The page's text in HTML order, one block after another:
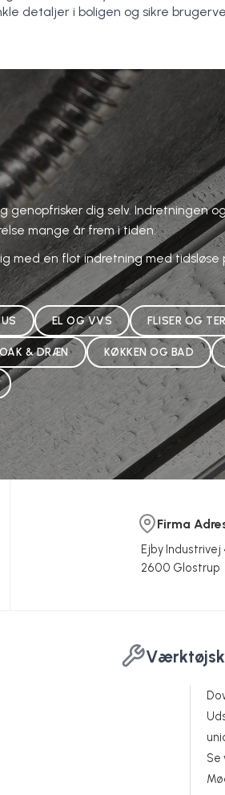
detaljer i boligen og sikre
dig selv. Indretningen
mange år frem i tiden.
med en flot indretning med
EL OG VVS FLISER OG
& DRÆN KØKKEN OG BAD
Firma
Ejby Industrivej
2600 Glostrup
Se